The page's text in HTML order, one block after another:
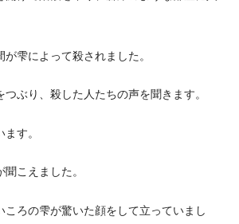
雫によって殺されました。
ぶり、殺した人たちの声を聞きます。
す。
こえました。
ころの雫が驚いた顔をして立っていまし